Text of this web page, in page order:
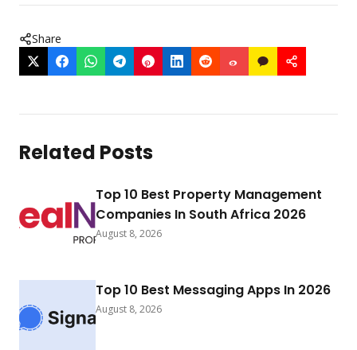
Share
Related Posts
Top 10 Best Property Management
Companies In South Africa 2026
August 8, 2026
Top 10 Best Messaging Apps In 2026
August 8, 2026